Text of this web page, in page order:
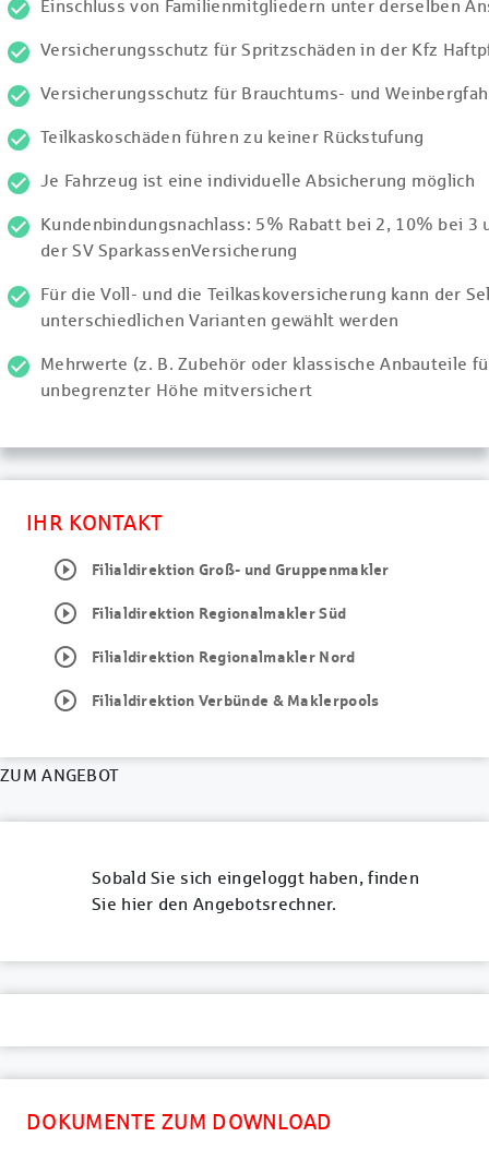
Einschluss von Familienmitgliedern unter derselben
Versicherungsschutz für Spritzschäden in der Kfz
Versicherungsschutz für Brauchtums- und
Teilkaskoschäden führen zu keiner Rückstufung
Je Fahrzeug ist eine individuelle Absicherung möglich
Kundenbindungsnachlass: 5% Rabatt bei 2, 10% bei 3
der SV SparkassenVersicherung
Für die Voll- und die Teilkaskoversicherung kann der
unterschiedlichen Varianten gewählt werden
Mehrwerte (z. B. Zubehör oder klassische Anbauteile
unbegrenzter Höhe mitversichert
IHR KONTAKT
play_circle_outline
Filialdirektion Groß- und Gruppenmakler
play_circle_outline Filialdirektion Regionalmakler Süd
play_circle_outline Filialdirektion Regionalmakler Nord
play_circle_outline Filialdirektion Verbünde & Maklerpools
ZUM ANGEBOT
Sobald Sie sich eingeloggt haben, finden
Sie hier den Angebotsrechner.
DOKUMENTE ZUM DOWNLOAD